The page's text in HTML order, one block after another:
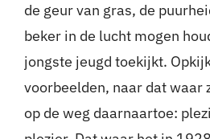
de geur van gras, de
beker in de lucht mogen
jongste jeugd toekijkt.
voorbeelden, naar dat waar
op de weg daarnaartoe: